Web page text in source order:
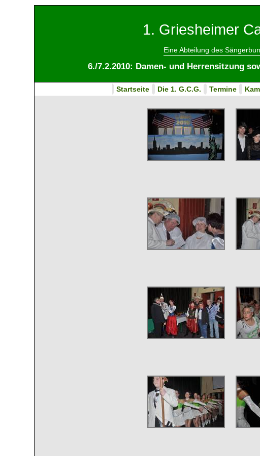
1. Griesheimer
Eine Abteilung des
6./7.2.2010: Damen- und Herrensitzung
Startseite Die 1. G.C.G. Termine